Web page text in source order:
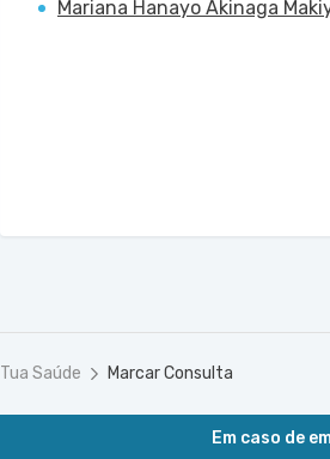
Mariana Hanayo Akinaga
Tua Saúde Marcar Consulta
Em caso de